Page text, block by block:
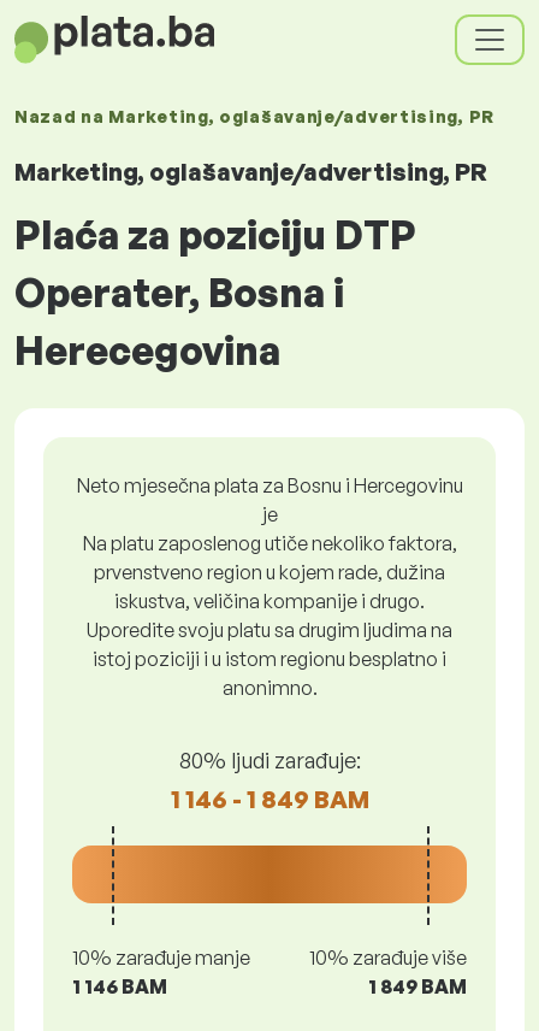
Nazad na Marketing, oglašavanje/advertising, PR
Marketing, oglašavanje/advertising, PR
Plaća za poziciju DTP
Operater, Bosna i
Herecegovina
Neto mjesečna plata za Bosnu i Hercegovinu
je
Na platu zaposlenog utiče nekoliko faktora,
prvenstveno region u kojem rade, dužina
iskustva, veličina kompanije i drugo.
Uporedite svoju platu sa drugim ljudima na
istoj poziciji i u istom regionu besplatno i
anonimno.
80% ljudi zarađuje:
1 146 - 1 849 BAM
10% zarađuje manje
1 146 BAM
10% zarađuje više
1 849 BAM